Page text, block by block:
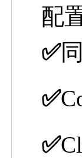
配
✅
✅
✅